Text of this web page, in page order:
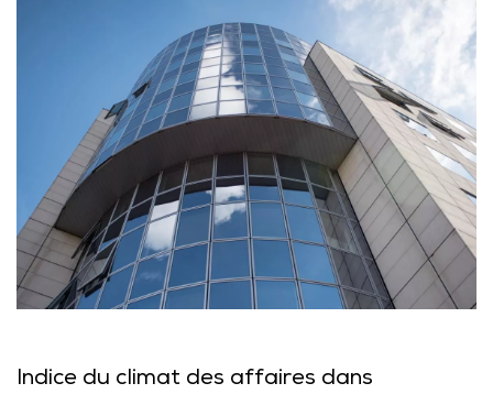
Indice du climat des affaires dans